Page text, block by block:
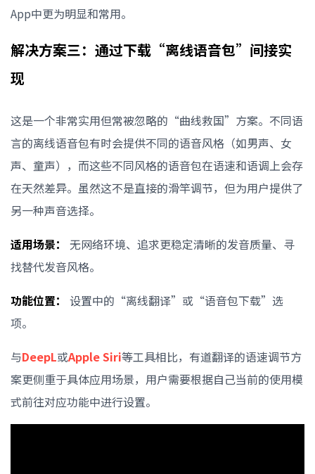
App中更为明显和常用。
解决方案三：通过下载“离线语音包”间接实
现
这是一个非常实用但常被忽略的“曲线救国”方案。不同语
言的离线语音包有时会提供不同的语音风格（如男声、女
声、童声），而这些不同风格的语音包在语速和语调上会存
在天然差异。虽然这不是直接的滑竿调节，但为用户提供了
另一种声音选择。
适用场景：
无网络环境、追求更稳定清晰的发音质量、寻
找替代发音风格。
功能位置：
设置中的“离线翻译”或“语音包下载”选
项。
与DeepL或Apple Siri等工具相比，有道翻译的语速调节方
案更侧重于具体应用场景，用户需要根据自己当前的使用模
式前往对应功能中进行设置。